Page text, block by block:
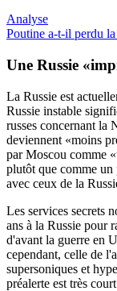
Analyse
Poutine a-t-il perdu
Une Russie
La Russie est
Russie instable
russes concernant la
deviennent «moins
par Moscou comme
plutôt que comme un
avec ceux de la
Les services secrets
ans à la Russie pour
d'avant la guerre en
cependant, celle de
supersoniques et
préalerte est très